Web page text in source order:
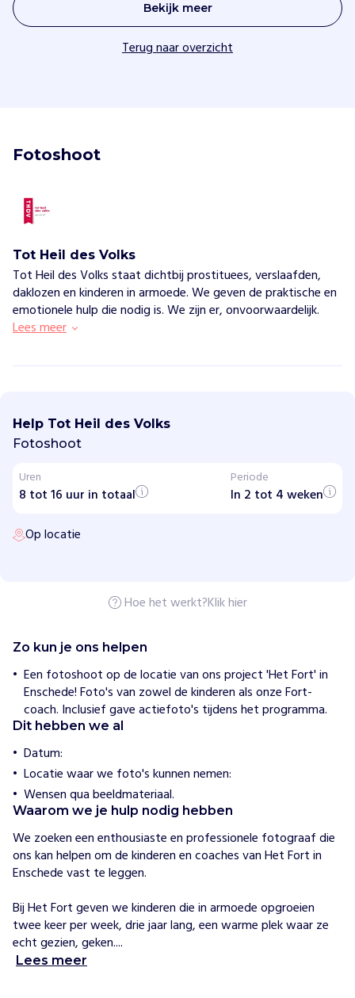
Bekijk meer
Terug naar overzicht
Fotoshoot
Tot Heil des Volks
Tot Heil des Volks staat dichtbij prostituees, verslaafden,
daklozen en kinderen in armoede. We geven de praktische en
emotionele hulp die nodig is. We zijn er, onvoorwaardelijk.
Lees meer
H
e
i
d
e
o
w
i
j
h
e
l
p
e
n
T
o
t
H
e
i
d
e
s
V
Help Tot Heil des Volks
Fotoshoot
Uren
8 tot 16 uur in totaal
Periode
In 2 tot 4 weken
Op locatie
Hoe het werkt?Klik hier
Zo kun je ons helpen
Een fotoshoot op de locatie van ons project 'Het Fort' in
Enschede! Foto's van zowel de kinderen als onze Fort-
coach. Inclusief gave actiefoto's tijdens het programma.
Dit hebben we al
Datum:
Locatie waar we foto's kunnen nemen:
Wensen qua beeldmateriaal.
Waarom we je hulp nodig hebben
We zoeken een enthousiaste en professionele fotograaf die
ons kan helpen om de kinderen en coaches van Het Fort in
Enschede vast te leggen.
Bij Het Fort geven we kinderen die in armoede opgroeien
twee keer per week, drie jaar lang, een warme plek waar ze
echt gezien, geken....
Lees meer